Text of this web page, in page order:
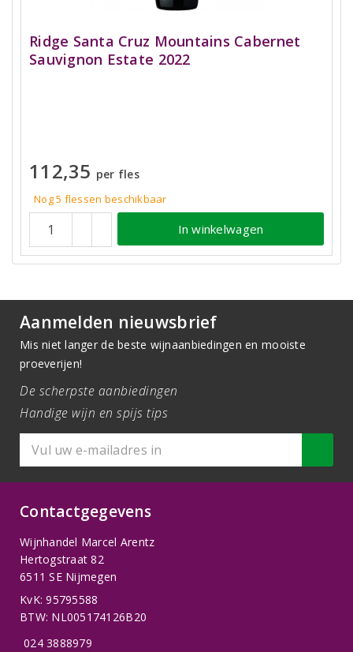
Ridge Santa Cruz Mountains Cabernet
Sauvignon Estate 2022
112,35 per fles
Nog 5 flessen beschikbaar
In winkelwagen
Aanmelden nieuwsbrief
Mis niet langer de beste wijnaanbiedingen en mooiste
proeverijen!
De scherpste aanbiedingen
Handige wijn en spijs tips
Contactgegevens
Wijnhandel Marcel Arentz
Hertogstraat 82
6511 SE Nijmegen
KvK: 95795588
BTW: NL005174126B20
024 3888979